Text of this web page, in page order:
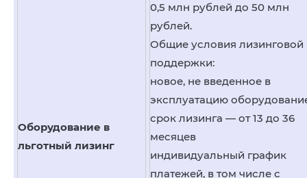
Оборудование в
льготный лизинг
0,5 млн рублей до 50 млн
рублей.
Общие условия лизинговой
поддержки:
новое, не введенное в
эксплуатацию
срок лизинга — от 13 до 36
месяцев
индивидуальный график
платежей, в том числе с